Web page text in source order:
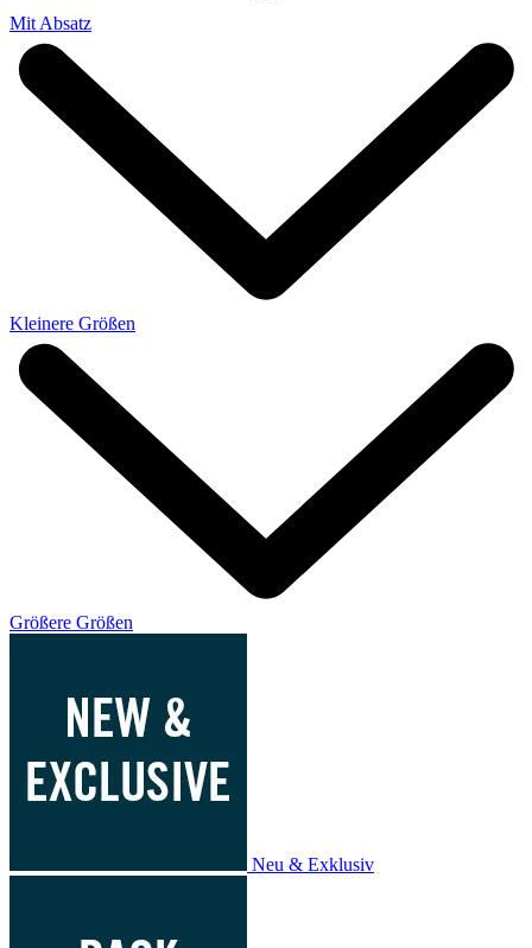
Mit Absatz
Kleinere Größen
Größere Größen
Neu & Exklusiv